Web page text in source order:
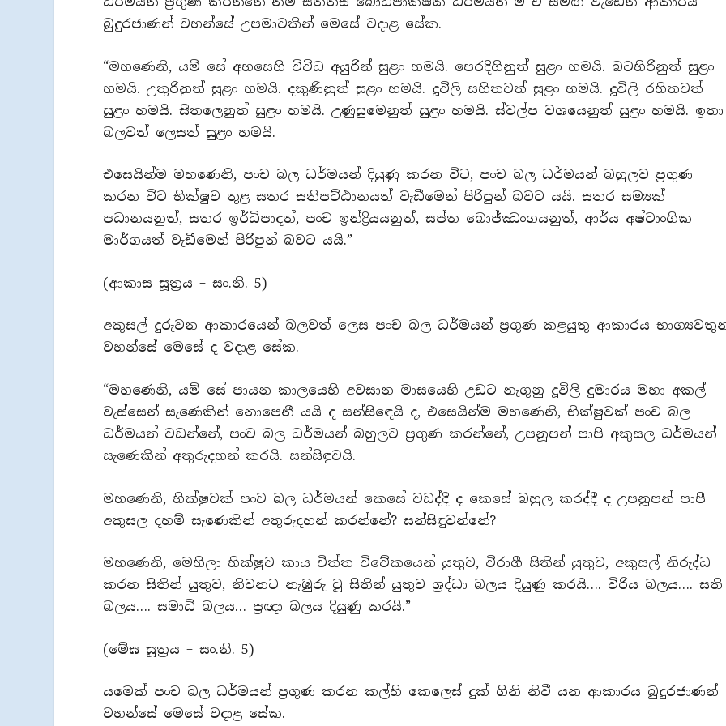
බුදුරජාණන් වහන්සේ උපමාවකින් මෙසේ වදාළ සේක.
“මහණෙනි, යම් සේ අහසෙහි විවිධ අයුරින් සුළං හමයි. පෙරදිගිනුත් සුළං හමයි. බටහිරිනුත් සුළං
හමයි. උතුරිනුත් සුළං හමයි. දකුණිනුත් සුළං හමයි. දූවිලි සහිතවත් සුළං හමයි. දූවිලි රහිතවත්
සුළං හමයි. සීතලෙනුත් සුළං හමයි. උණුසුමෙනුත් සුළං හමයි. ස්වල්ප වශයෙනුත් සුළං හමයි. ඉතා
බලවත් ලෙසත් සුළං හමයි.
එසෙයින්ම මහණෙනි, පංච බල ධර්මයන් දියුණු කරන විට, පංච බල ධර්මයන් බහුලව ප්‍රගුණ
කරන විට භික්ෂුව තුළ සතර සතිපට්ඨානයත් වැඩීමෙන් පිරිපුන් බවට යයි. සතර සම්‍යක්
පධානයනුත්, සතර ඉර්ධිපාදත්, පංච ඉන්ද්‍රියයනුත්, සප්ත බොජ්ඣංගයනුත්, ආර්ය අෂ්ටාංගික
මාර්ගයත් වැඩීමෙන් පිරිපුන් බවට යයි.”
(ආකාස සූත්‍රය – සං.නි. 5)
අකුසල් දුරුවන ආකාරයෙන් බලවත් ලෙස පංච බල ධර්මයන් ප්‍රගුණ කළයුතු ආකාරය
වහන්සේ මෙසේ ද වදාළ සේක.
“මහණෙනි, යම් සේ පායන කාලයෙහි අවසාන මාසයෙහි උඩට නැගුනු දූවිලි දුමාරය මහා අකල්
වැස්සෙන් සැණෙකින් නොපෙනී යයි ද සන්සිඳෙයි ද, එසෙයින්ම මහණෙනි, භික්ෂුවක් පංච බල
ධර්මයන් වඩන්නේ, පංච බල ධර්මයන් බහුලව ප්‍රගුණ කරන්නේ, උපනූපන් පාපී අකුසල ධර්මයන්
සැණෙකින් අතුරුදහන් කරයි. සන්සිඳුවයි.
මහණෙනි, භික්ෂුවක් පංච බල ධර්මයන් කෙසේ වඩද්දී ද කෙසේ බහුල කරද්දී ද උපනූපන් පාපී
අකුසල දහම් සැණෙකින් අතුරුදහන් කරන්නේ? සන්සිඳුවන්නේ?
මහණෙනි, මෙහිලා භික්ෂුව කාය චිත්ත විවේකයෙන් යුතුව, විරාගී සිතින් යුතුව, අකුසල් නිරුද්ධ
කරන සිතින් යුතුව, නිවනට නැඹුරු වූ සිතින් යුතුව ශ්‍රද්ධා බලය දියුණු කරයි…. විරිය බලය…. සති
බලය…. සමාධි බලය… ප්‍රඥා බලය දියුණු කරයි.”
(මේඝ සූත්‍රය – සං.නි. 5)
යමෙක් පංච බල ධර්මයන් ප්‍රගුණ කරන කල්හි කෙලෙස් දුක් ගිනි නිවී යන ආකාරය බුදුරජාණන්
වහන්සේ මෙසේ වදාළ සේක.